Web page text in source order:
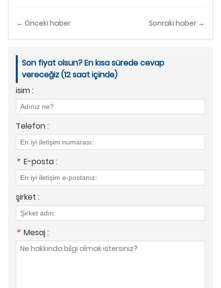
← Önceki haber Sonraki haber →
Son fiyat olsun? En kısa sürede cevap
vereceğiz (12 saat içinde)
isim :
Telefon :
* E-posta :
şirket :
* Mesaj :